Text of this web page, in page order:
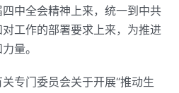
中全会精神上来，统一到中共
工作的部署要求上来，为推进
量。
专门委员会关于开展“推动生